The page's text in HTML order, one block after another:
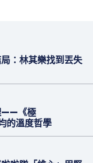
：林其樂找到丟失
——《極
的溫度哲學